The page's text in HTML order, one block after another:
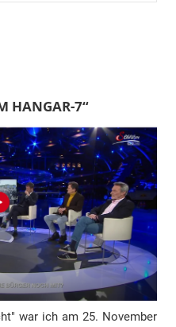
HANGAR-7“
war ich am 25. November